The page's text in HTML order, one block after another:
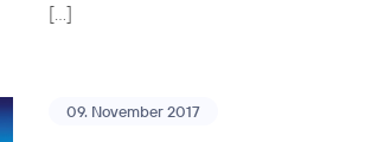
[…]
09. November 2017